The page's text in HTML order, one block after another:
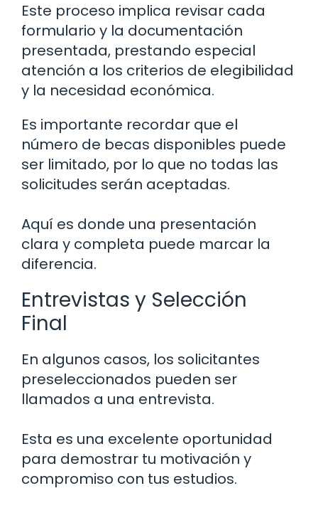
Este proceso implica revisar cada
formulario y la documentación
presentada, prestando especial
atención a los criterios de elegibilidad
y la necesidad económica.
Es importante recordar que el
número de becas disponibles puede
ser limitado, por lo que no todas las
solicitudes serán aceptadas.
Aquí es donde una presentación
clara y completa puede marcar la
diferencia.
Entrevistas y Selección
Final
En algunos casos, los solicitantes
preseleccionados pueden ser
llamados a una entrevista.
Esta es una excelente oportunidad
para demostrar tu motivación y
compromiso con tus estudios.